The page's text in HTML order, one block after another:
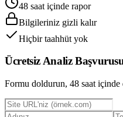
48 saat içinde rapor
Bilgileriniz gizli kalır
Hiçbir taahhüt yok
Ücretsiz Analiz
Formu doldurun, 48 saat içinde